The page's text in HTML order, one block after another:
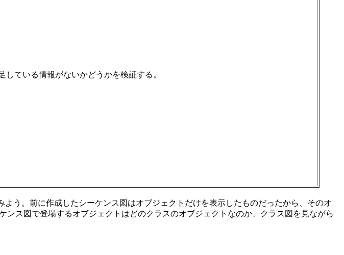
ている情報がないかどうかを検証する。
う。前に作成したシーケンス図はオブジェクトだけを表示したものだったから、そのオ
ス図で登場するオブジェクトはどのクラスのオブジェクトなのか、クラス図を見ながら